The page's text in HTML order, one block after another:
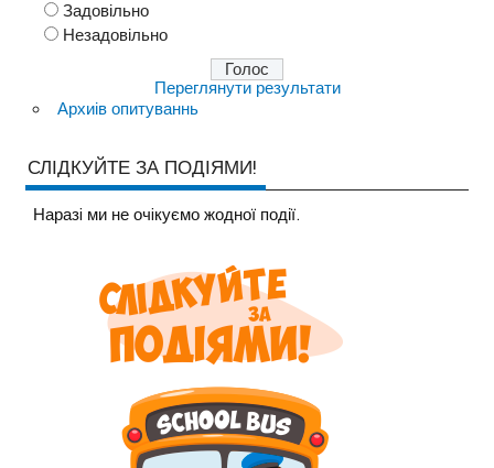
Задовільно
Незадовільно
Переглянути результати
Архиів опитуваннь
СЛІДКУЙТЕ ЗА ПОДІЯМИ!
Наразi ми не очiкуємо жодної події.